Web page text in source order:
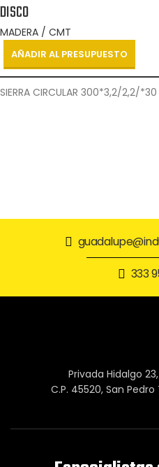
DISCO
MADERA / CMT
AÑADIR AL PRESUPUESTO
SIERRA CIRCULAR 300*3,2/2,2/
333
Privada Hidalgo
C.P. 45520, San